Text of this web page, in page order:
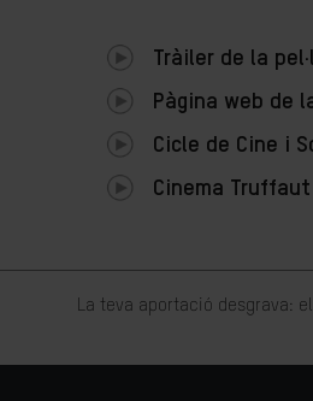
Tràiler de la
Pàgina web de
Cicle de Cine i
Cinema Truffaut
La teva aportació desgrava: